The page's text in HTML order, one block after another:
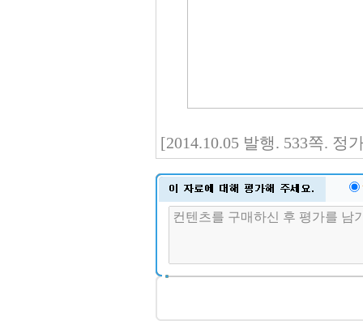
[2014.10.05 발행. 533쪽. 정